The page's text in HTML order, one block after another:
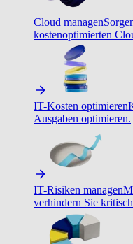
Cloud managen
kostenoptimierten
IT-Kosten optimieren
Ausgaben optimieren.
IT-Risiken managen
verhindern Sie